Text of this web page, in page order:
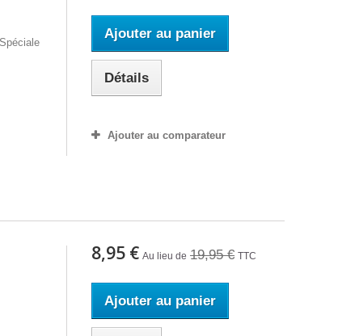
Ajouter au panier
Détails
Ajouter au comparateur
8,95 € Au lieu de 19,95 € TTC
Ajouter au panier